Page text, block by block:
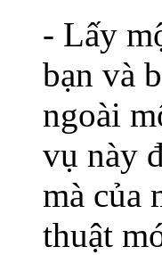
- Lấy
bạn và
ngoài
vụ này
mà của
thuật